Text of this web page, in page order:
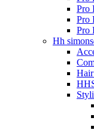
Pro
Pro
Pro
Hh